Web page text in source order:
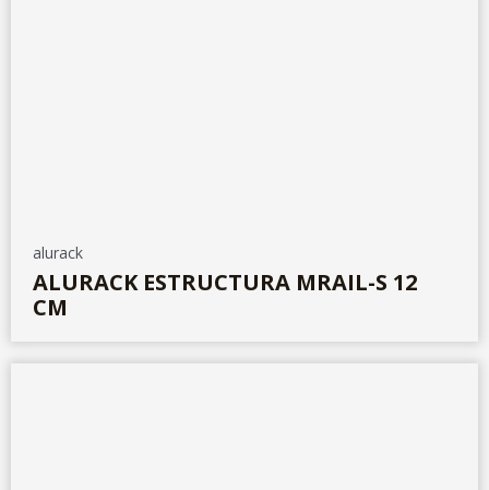
alurack
ALURACK ESTRUCTURA MRAIL-S 12
CM